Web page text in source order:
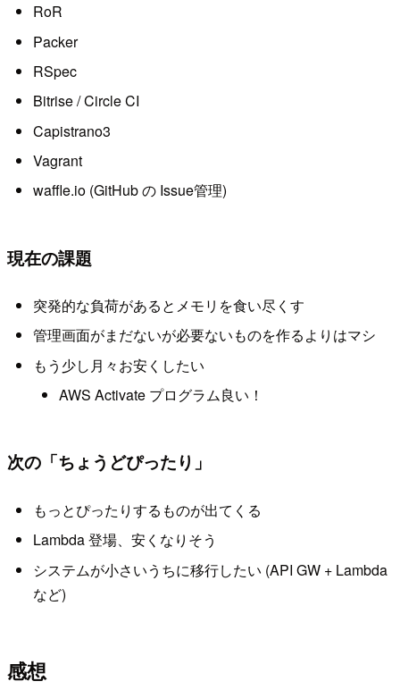
RoR
Packer
RSpec
Bitrise / Circle CI
Capistrano3
Vagrant
waffle.io (GitHub の Issue管理)
現在の課題
突発的な負荷があるとメモリを食い尽くす
管理画面がまだないが必要ないものを作るよりはマシ
もう少し月々お安くしたい
AWS Activate プログラム良い！
次の「ちょうどぴったり」
もっとぴったりするものが出てくる
Lambda 登場、安くなりそう
システムが小さいうちに移行したい (API GW + Lambda
など)
感想